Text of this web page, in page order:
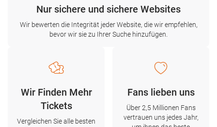
Nur sichere und sichere Websites
Wir bewerten die Integrität jeder Website, die wir empfehlen,
bevor wir sie zu Ihrer Suche hinzufügen.
Wir Finden Mehr
Tickets
Vergleichen Sie alle besten
Fans lieben uns
Über 2,5 Millionen Fans
vertrauen uns jedes Jahr,